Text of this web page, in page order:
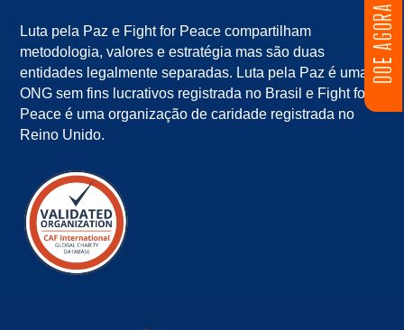
DOE AGORA
Luta pela Paz e Fight for Peace compartilham
metodologia, valores e estratégia mas são duas
entidades legalmente separadas. Luta pela Paz é uma
ONG sem fins lucrativos registrada no Brasil e Fight for
Peace é uma organização de caridade registrada no
Reino Unido.